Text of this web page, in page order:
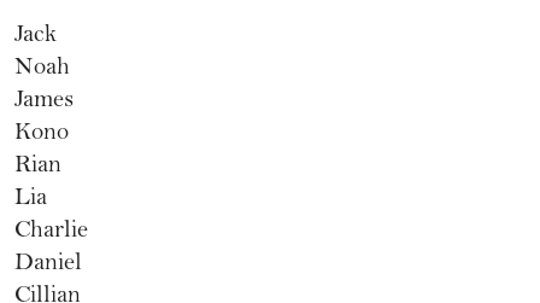
Jack
Noah
James
Kono
Rian
Lia
Charlie
Daniel